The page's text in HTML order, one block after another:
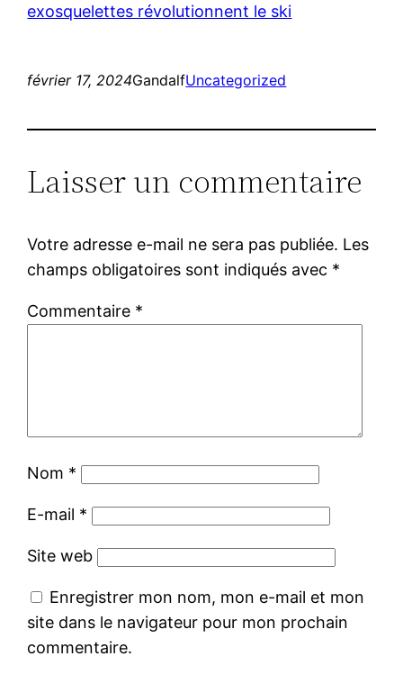
exosquelettes révolutionnent le ski
février 17, 2024GandalfUncategorized
Laisser un commentaire
Votre adresse e-mail ne sera pas publiée. Les
champs obligatoires sont indiqués avec *
Commentaire *
Nom *
E-mail *
Site web
Enregistrer mon nom, mon e-mail et mon
site dans le navigateur pour mon prochain
commentaire.